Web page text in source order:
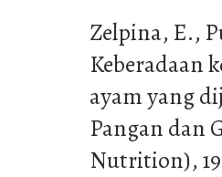
Zelpina, E.,
Keberadaan
ayam yang
Pangan dan
Nutrition),